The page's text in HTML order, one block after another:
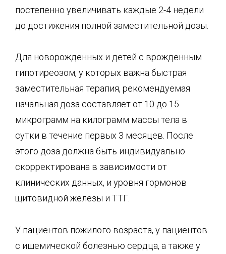
постепенно увеличивать каждые 2-4 недели
до достижения полной заместительной дозы.
Для новорожденных и детей с врожденным
гипотиреозом, у которых важна быстрая
заместительная терапия, рекомендуемая
начальная доза составляет от 10 до 15
микрограмм на килограмм массы тела в
сутки в течение первых 3 месяцев. После
этого доза должна быть индивидуально
скорректирована в зависимости от
клинических данных, и уровня гормонов
щитовидной железы и ТТГ.
У пациентов пожилого возраста, у пациентов
с ишемической болезнью сердца, а также у